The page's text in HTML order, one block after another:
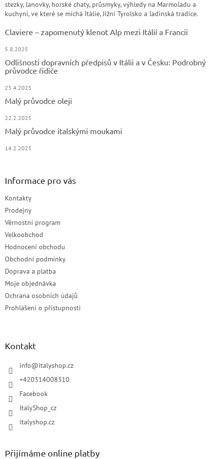
stezky, lanovky, horské chaty, průsmyky, výhledy na Marmoladu a
kuchyni, ve které se míchá Itálie, Jižní Tyrolsko a ladinská tradice.
Claviere – zapomenutý klenot Alp mezi Itálií a Francií
5.8.2025
Odlišnosti dopravních předpisů v Itálii a v Česku: Podrobný
průvodce řidiče
25.4.2025
Malý průvodce oleji
22.2.2025
Malý průvodce italskými moukami
14.2.2025
Informace pro vás
Kontakty
Prodejny
Věrnostní program
Velkoobchod
Hodnocení obchodu
Obchodní podmínky
Doprava a platba
Moje objednávka
Ochrana osobních údajů
Prohlášení o přístupnosti
Kontakt
info@italyshop.cz
+420314008310
Facebook
ItalyShop_cz
italyshop.cz
Přijímáme online platby